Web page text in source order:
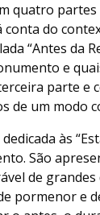
quatro
conta do
“Antes da
e
parte e
de um modo
às
São
de
pormenor e